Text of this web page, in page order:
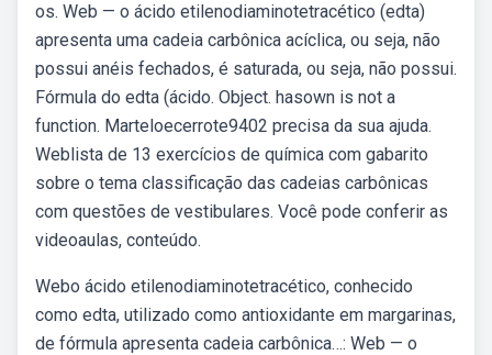
os. Web — o ácido etilenodiaminotetracético (edta)
apresenta uma cadeia carbônica acíclica, ou seja, não
possui anéis fechados, é saturada, ou seja, não possui.
Fórmula do edta (ácido. Object. hasown is not a
function. Marteloecerrote9402 precisa da sua ajuda.
Weblista de 13 exercícios de química com gabarito
sobre o tema classificação das cadeias carbônicas
com questões de vestibulares. Você pode conferir as
videoaulas, conteúdo.
Webo ácido etilenodiaminotetracético, conhecido
como edta, utilizado como antioxidante em margarinas,
de fórmula apresenta cadeia carbônica…: Web — o